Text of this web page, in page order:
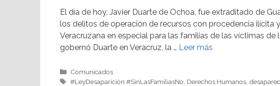
El día de hoy, Javier Duarte de Ochoa, fue extraditado de
los delitos de operación de recursos con procedencia ilícita
Veracruzana en especial para las familias de las víctimas
gobernó Duarte en Veracruz, la … Leer más
Comunicados
#LeyDesaparición #SinLasFamiliasNo Derechos Humanos